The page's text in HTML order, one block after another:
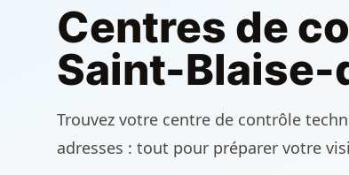
Centres de
Saint-
Trouvez votre centre de contrôle
adresses : tout pour préparer votre